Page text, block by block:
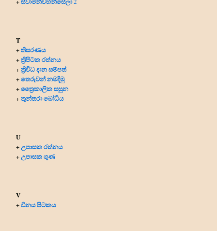
T
+තිසරණය
+ත්‍රිපිටක රත්නය
+ත්‍රිවිධ දාන සම්පත්
+තෙරුවන් නමදිමු
+ත්‍රෛකාලික සසුන
+තුන්තරා බෝධිය
U
+උපාසක රත්නය
+උපාසක ගුණ
V
+විනය පිටකය